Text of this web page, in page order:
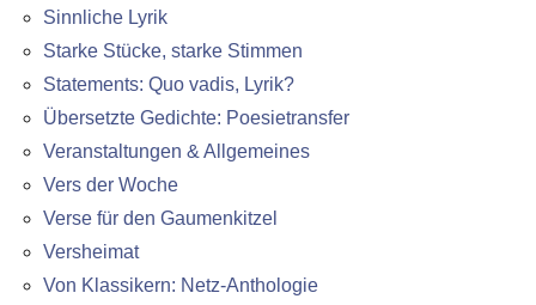
Sinnliche Lyrik
Starke Stücke, starke Stimmen
Statements: Quo vadis, Lyrik?
Übersetzte Gedichte: Poesietransfer
Veranstaltungen & Allgemeines
Vers der Woche
Verse für den Gaumenkitzel
Versheimat
Von Klassikern: Netz-Anthologie